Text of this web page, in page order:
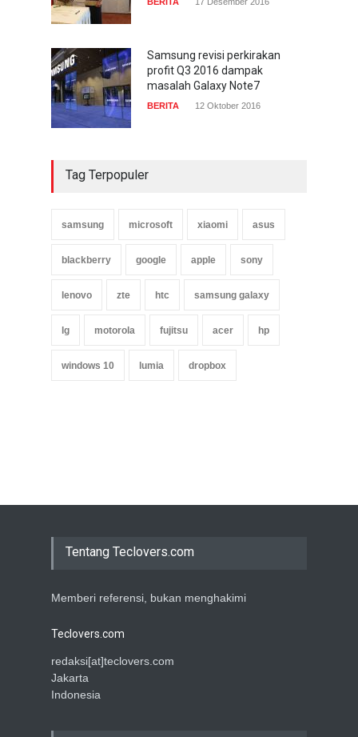
BERITA 17 Desember 2016
Samsung revisi perkirakan
profit Q3 2016 dampak
masalah Galaxy Note7
BERITA 12 Oktober 2016
Tag Terpopuler
samsung microsoft xiaomi asus
blackberry google apple sony
lenovo zte htc samsung galaxy
lg motorola fujitsu acer hp
windows 10 lumia dropbox
Tentang Teclovers.com
Memberi referensi, bukan menghakimi
Teclovers.com
redaksi[at]teclovers.com
Jakarta
Indonesia